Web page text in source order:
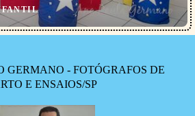
GERMANO - FOTÓGRAFOS DE
E ENSAIOS/SP